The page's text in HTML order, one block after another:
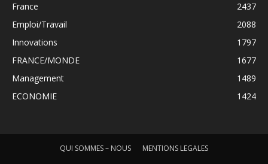
France
2437
Emploi/Travail
2088
Innovations
1797
FRANCE/MONDE
1677
Management
1489
ECONOMIE
1424
QUI SOMMES – NOUS MENTIONS LEGALES